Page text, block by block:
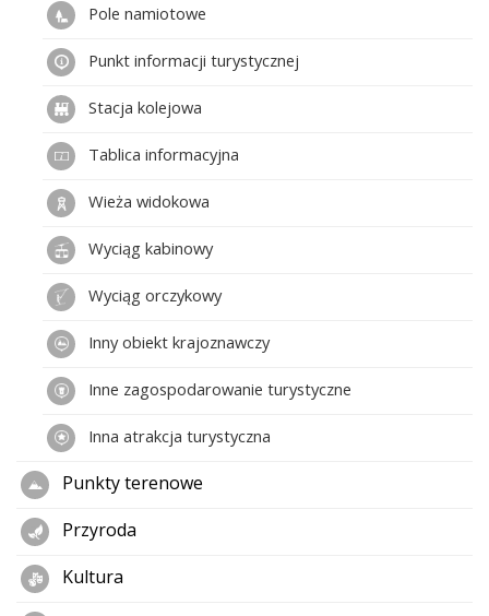
Pole namiotowe
Punkt informacji turystycznej
Stacja kolejowa
Tablica informacyjna
Wieża widokowa
Wyciąg kabinowy
Wyciąg orczykowy
Inny obiekt krajoznawczy
Inne zagospodarowanie turystyczne
Inna atrakcja turystyczna
Punkty terenowe
Przyroda
Kultura